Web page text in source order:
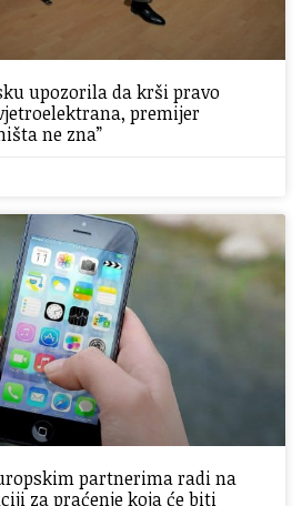
upozorila da krši pravo
premijer
ne zna”
partnerima radi na
za praćenje koja će biti